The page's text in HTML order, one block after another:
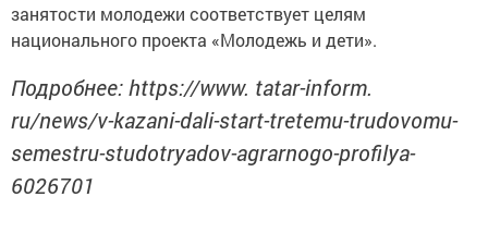
занятости молодежи соответствует целям
национального проекта «Молодежь и дети».
Подробнее: https://www. tatar-inform.
ru/news/v-kazani-dali-start-tretemu-trudovomu-
semestru-studotryadov-agrarnogo-profilya-
6026701